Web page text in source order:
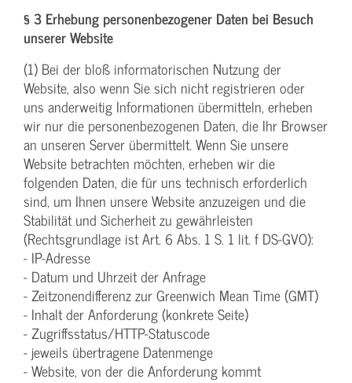
§ 3 Erhebung personenbezogener Daten bei Besuch
unserer Website
(1) Bei der bloß informatorischen Nutzung der
Website, also wenn Sie sich nicht registrieren oder
uns anderweitig Informationen übermitteln, erheben
wir nur die personenbezogenen Daten, die Ihr Browser
an unseren Server übermittelt. Wenn Sie unsere
Website betrachten möchten, erheben wir die
folgenden Daten, die für uns technisch erforderlich
sind, um Ihnen unsere Website anzuzeigen und die
Stabilität und Sicherheit zu gewährleisten
(Rechtsgrundlage ist Art. 6 Abs. 1 S. 1 lit. f DS-GVO):
- IP-Adresse
- Datum und Uhrzeit der Anfrage
- Zeitzonendifferenz zur Greenwich Mean Time (GMT)
- Inhalt der Anforderung (konkrete Seite)
- Zugriffsstatus/HTTP-Statuscode
- jeweils übertragene Datenmenge
- Website, von der die Anforderung kommt